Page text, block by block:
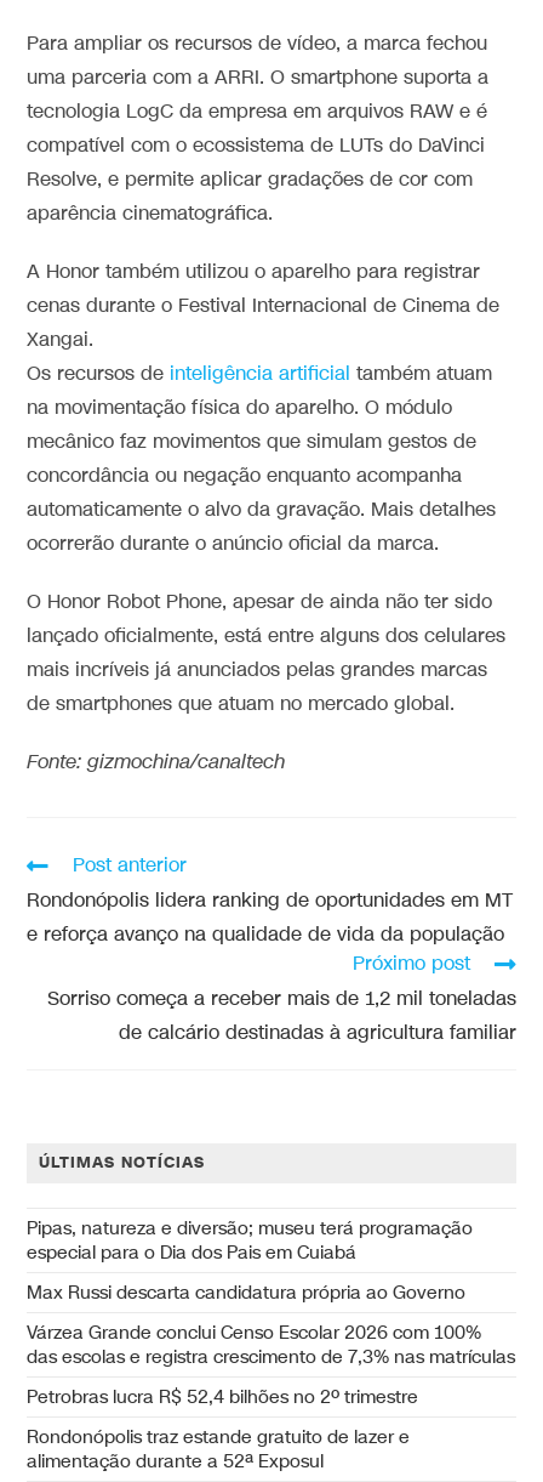
Para ampliar os recursos de vídeo, a marca fechou
uma parceria com a ARRI. O smartphone suporta a
tecnologia LogC da empresa em arquivos RAW e é
compatível com o ecossistema de LUTs do DaVinci
Resolve, e permite aplicar gradações de cor com
aparência cinematográfica.
A Honor também utilizou o aparelho para registrar
cenas durante o Festival Internacional de Cinema de
Xangai.
Os recursos de inteligência artificial também atuam
na movimentação física do aparelho. O módulo
mecânico faz movimentos que simulam gestos de
concordância ou negação enquanto acompanha
automaticamente o alvo da gravação. Mais detalhes
ocorrerão durante o anúncio oficial da marca.
O Honor Robot Phone, apesar de ainda não ter sido
lançado oficialmente, está entre alguns dos celulares
mais incríveis já anunciados pelas grandes marcas
de smartphones que atuam no mercado global.
Fonte: gizmochina/canaltech
Post anterior
Rondonópolis lidera ranking de oportunidades em MT
e reforça avanço na qualidade de vida da população
Próximo post
Sorriso começa a receber mais de 1,2 mil toneladas
de calcário destinadas à agricultura familiar
ÚLTIMAS NOTÍCIAS
Pipas, natureza e diversão; museu terá programação
especial para o Dia dos Pais em Cuiabá
Max Russi descarta candidatura própria ao Governo
Várzea Grande conclui Censo Escolar 2026 com 100%
das escolas e registra crescimento de 7,3% nas matrículas
Petrobras lucra R$ 52,4 bilhões no 2º trimestre
Rondonópolis traz estande gratuito de lazer e
alimentação durante a 52ª Exposul